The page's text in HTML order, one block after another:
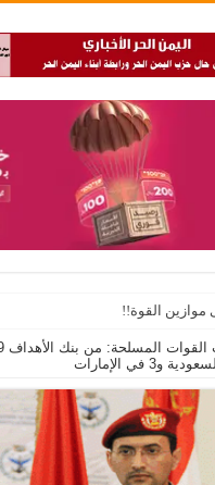
القوة!!
تبارك العملية العسكرية ضد